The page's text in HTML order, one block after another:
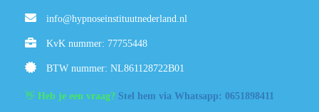
info@hypnoseinstituutnederland.nl
KvK nummer: 77755448
BTW nummer: NL861128722B01
👋 Heb je een vraag? Stel hem via Whatsapp: 0651898411